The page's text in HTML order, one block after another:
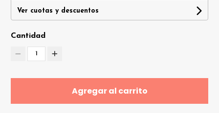
Ver cuotas y descuentos
Cantidad
1
Agregar al carrito